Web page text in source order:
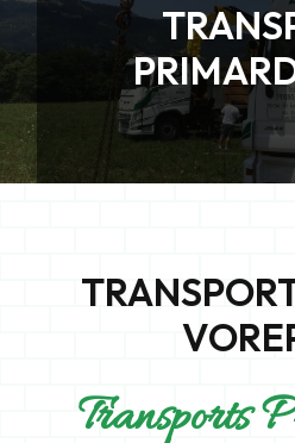
Transports